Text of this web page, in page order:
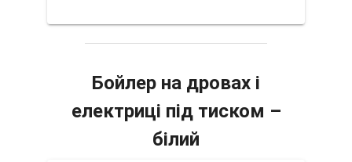
Бойлер на дровах і
електриці під тиском –
білий